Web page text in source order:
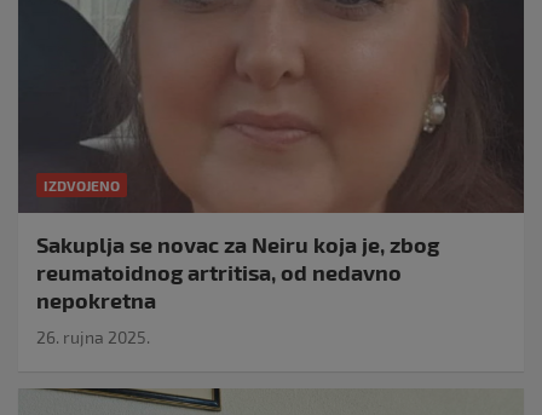
IZDVOJENO
Sakuplja se novac za Neiru koja je, zbog
reumatoidnog artritisa, od nedavno
nepokretna
26. rujna 2025.